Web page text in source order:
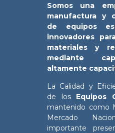
Somos una
manufactura y
de equipos
innovadores
materiales y
mediante
altamente
La Calidad y
de los Equipos
mantenido como
Mercado
importante